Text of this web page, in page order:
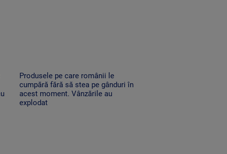
Produsele pe care românii le
cumpără fără să stea pe gânduri în
acest moment. Vânzările au
explodat